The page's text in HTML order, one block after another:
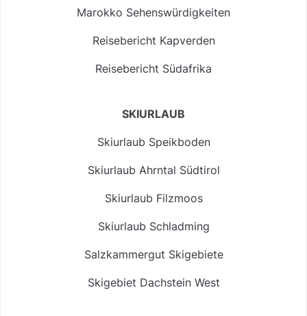
Marokko Sehenswürdigkeiten
Reisebericht Kapverden
Reisebericht Südafrika
SKIURLAUB
Skiurlaub Speikboden
Skiurlaub Ahrntal Südtirol
Skiurlaub Filzmoos
Skiurlaub Schladming
Salzkammergut Skigebiete
Skigebiet Dachstein West